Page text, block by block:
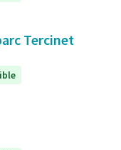
Tercinet